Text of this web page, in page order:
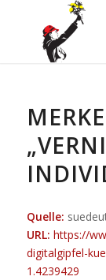
Quelle:
URL: https://
digitalgipfel-
1.4239429